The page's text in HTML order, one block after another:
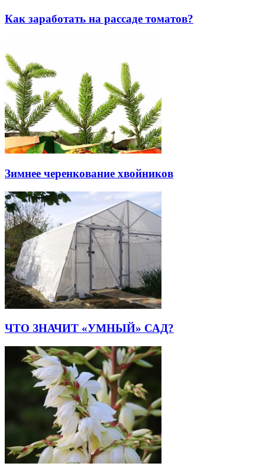
Как заработать на рассаде томатов?
Зимнее черенкование хвойников
ЧТО ЗНАЧИТ «УМНЫЙ» САД?